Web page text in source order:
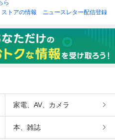
ら
ストアの情報
ニュースレター配信登録
家電、AV、カメラ
本、雑誌